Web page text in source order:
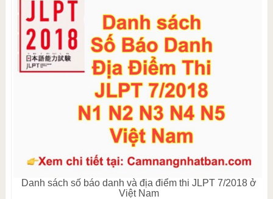
Danh sách số báo danh và địa điểm thi JLPT 7/2018 ở
Việt Nam